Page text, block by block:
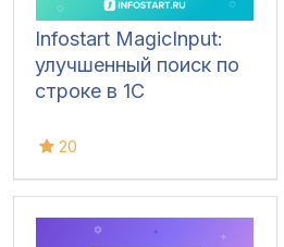
Infostart MagicInput:
улучшенный поиск по
строке в 1С
20